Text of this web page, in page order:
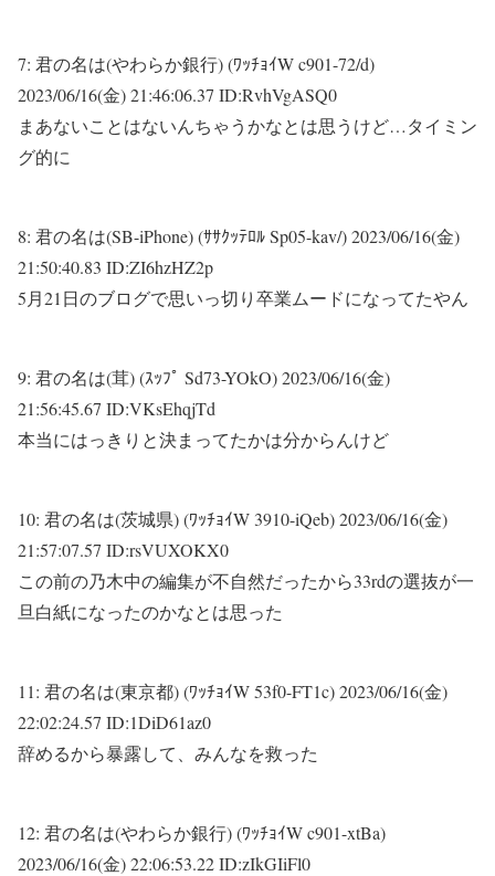
7: 君の名は(やわらか銀行) (ﾜｯﾁｮｲW c901-72/d)
2023/06/16(金) 21:46:06.37 ID:RvhVgASQ0
まあないことはないんちゃうかなとは思うけど…タイミン
グ的に
8: 君の名は(SB-iPhone) (ｻｻｸｯﾃﾛﾙ Sp05-kav/)2023/06/16(金)
21:50:40.83 ID:ZI6hzHZ2p
5月21日のブログで思いっ切り卒業ムードになってたやん
9: 君の名は(茸) (ｽｯﾌﾟ Sd73-YOkO)2023/06/16(金)
21:56:45.67 ID:VKsEhqjTd
本当にはっきりと決まってたかは分からんけど
10: 君の名は(茨城県) (ﾜｯﾁｮｲW 3910-iQeb)2023/06/16(金)
21:57:07.57 ID:rsVUXOKX0
この前の乃木中の編集が不自然だったから33rdの選抜が一
旦白紙になったのかなとは思った
11: 君の名は(東京都) (ﾜｯﾁｮｲW 53f0-FT1c)2023/06/16(金)
22:02:24.57 ID:1DiD61az0
辞めるから暴露して、みんなを救った
12: 君の名は(やわらか銀行) (ﾜｯﾁｮｲW c901-xtBa)
2023/06/16(金) 22:06:53.22 ID:zIkGIiFl0